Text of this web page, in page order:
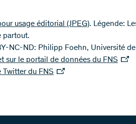
usage éditorial (JPEG). Légende:
partout.
NC-ND: Philipp Foehn, Université
sur le portail de données du FNS
Twitter du FNS